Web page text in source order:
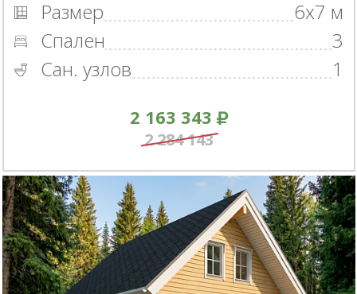
Размер
6x7 м
Спален
3
Сан. узлов
1
2 163 343
2 284 143